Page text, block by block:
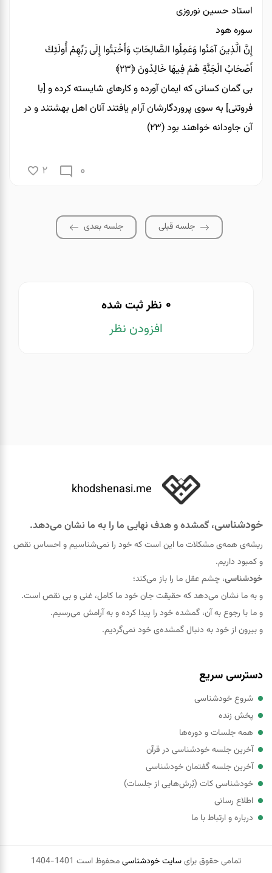
استاد حسین نوروزی
سوره هود
إِنَّ الَّذِينَ آمَنُوا وَعَمِلُوا الصَّالِحَاتِ وَأَخْبَتُوا إِلَى رَبِّهِمْ أُولَئِكَ
أَصْحَابُ الْجَنَّةِ هُمْ فِيهَا خَالِدُونَ ﴿۲۳﴾
بى‏ گمان كسانى كه ايمان آورده و كارهاى شايسته كرده و [با
فروتنى] به سوى پروردگارشان آرام يافتند آنان اهل بهشتند و در
آن جاودانه خواهند بود (۲۳)
0
2
جلسه قبلی جلسه بعدی
0 نظر ثبت شده
افزودن نظر
khodshenasi.me
خودشناسی، گمشده و هدف نهایی ما را به ما نشان می‌دهد.
ریشه‌ی همه‌ی مشکلات ما این است که خود را نمی‌شناسیم و احساس نقص
و کمبود داریم.
خودشناسی، چشم عقل ما را باز می‌کند؛
و به ما نشان می‌دهد که حقيقت جان خود ما کامل، غنی و بی نقص است.
و ما با رجوع به آن، گمشده خود را پيدا کرده و به آرامش می‌رسیم.
و بیرون از خود به دنبال گمشده‌ی خود نمی‌گردیم.
دسترسی سریع
شروع خودشناسی
پخش زنده
همه جلسات و دوره‌ها
آخرین جلسه خودشناسی در قرآن
آخرین جلسه گفتمان خودشناسی
خودشناسی کات (بُرش‌هایی از جلسات)
اطلاع رسانی
درباره و ارتباط با ما
تمامی حقوق برایسایت خودشناسیمحفوظ است 1401-1404